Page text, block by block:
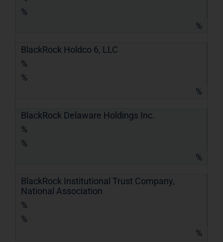
%
%
BlackRock Holdco 6, LLC
%
%
%
BlackRock Delaware Holdings Inc.
%
%
%
BlackRock Institutional Trust Company,
National Association
%
%
%